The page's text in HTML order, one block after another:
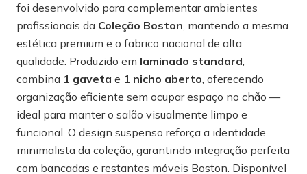
foi desenvolvido para complementar ambientes
profissionais da Coleção Boston, mantendo a mesma
estética premium e o fabrico nacional de alta
qualidade. Produzido em laminado standard,
combina 1 gaveta e 1 nicho aberto, oferecendo
organização eficiente sem ocupar espaço no chão —
ideal para manter o salão visualmente limpo e
funcional. O design suspenso reforça a identidade
minimalista da coleção, garantindo integração perfeita
com bancadas e restantes móveis Boston. Disponível